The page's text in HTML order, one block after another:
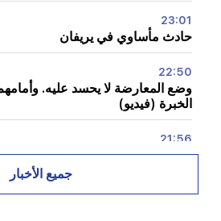
23:01
حادث مأساوي في يريفان
22:50
وضع المعارضة لا يحسد عليه.
الخبرة (فيديو)
21:56
"أراد المجرم قطعة دونات من
يصنع الكعك لابنه بيديه (فيديو)
جميع الأخبار